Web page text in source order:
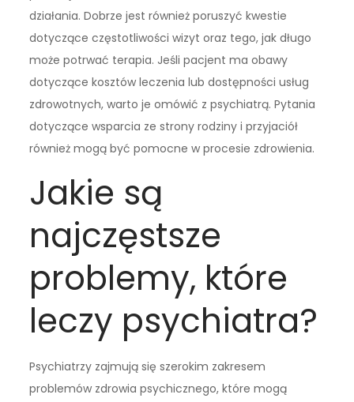
działania. Dobrze jest również poruszyć kwestie
dotyczące częstotliwości wizyt oraz tego, jak długo
może potrwać terapia. Jeśli pacjent ma obawy
dotyczące kosztów leczenia lub dostępności usług
zdrowotnych, warto je omówić z psychiatrą. Pytania
dotyczące wsparcia ze strony rodziny i przyjaciół
również mogą być pomocne w procesie zdrowienia.
Jakie są
najczęstsze
problemy, które
leczy psychiatra?
Psychiatrzy zajmują się szerokim zakresem
problemów zdrowia psychicznego, które mogą